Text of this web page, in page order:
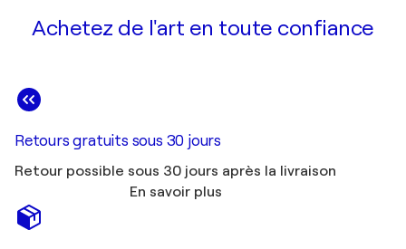
Achetez de l'art en toute confiance
Retours gratuits sous 30 jours
Retour possible sous 30 jours après la livraison
En savoir plus